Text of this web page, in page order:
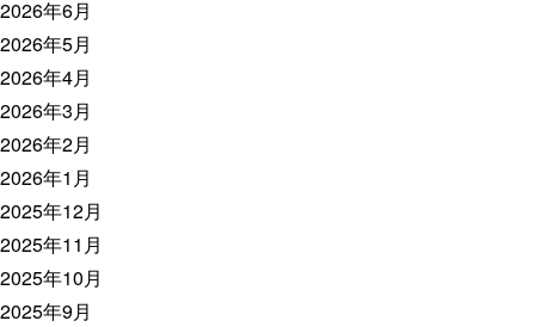
2026年6月
2026年5月
2026年4月
2026年3月
2026年2月
2026年1月
2025年12月
2025年11月
2025年10月
2025年9月